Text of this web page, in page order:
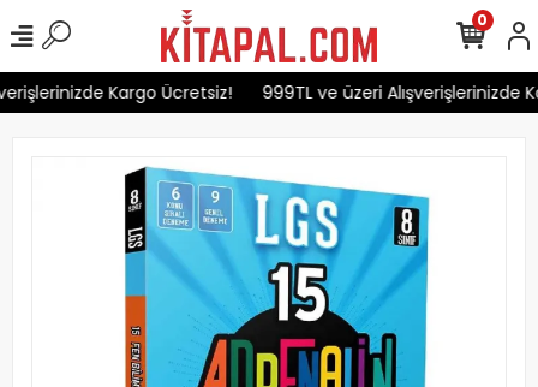
Kargo Ücretsiz! 999TL ve üzeri Alışverişlerinizde
0